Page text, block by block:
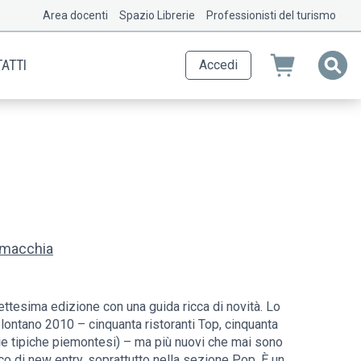
Area docenti Spazio Librerie Professionisti del turismo
Accedi
edizione con una guida ricca di novità. Lo
2010 – cinquanta ristoranti Top, cinquanta
piemontesi) – ma più nuovi che mai sono